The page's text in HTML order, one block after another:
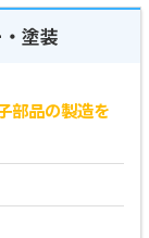
塗装
部品の製造を